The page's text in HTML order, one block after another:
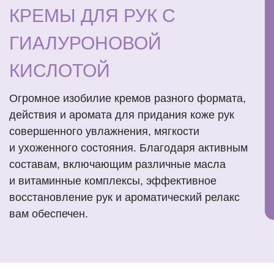
КРЕМЫ ДЛЯ РУК С
ГИАЛУРОНОВОЙ
КИСЛОТОЙ
Огромное изобилие кремов разного формата,
действия и аромата для придания коже рук
совершенного увлажнения, мягкости
и ухоженного состояния. Благодаря активным
составам, включающим различные масла
и витаминные комплексы, эффективное
восстановление рук и ароматический релакс
вам обеспечен.